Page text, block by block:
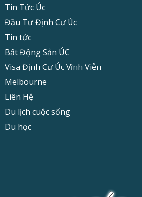
Tin Tức Úc
Đầu Tư Định Cư Úc
Tin tức
Bất Động Sản ÚC
Visa Định Cư Úc Vĩnh Viễn
Melbourne
Liên Hệ
Du lịch cuộc sống
Du học